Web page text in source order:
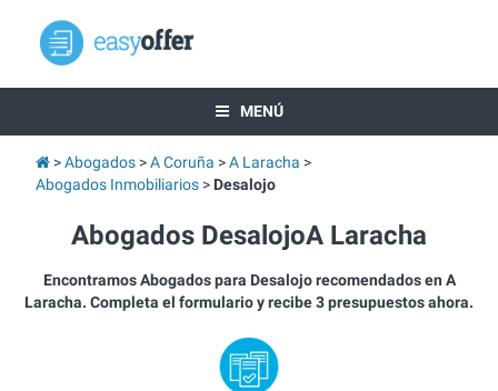
MENÚ
Abogados A Coruña
A Laracha
Abogados Inmobiliarios
Desalojo
Abogados DesalojoA Laracha
Encontramos Abogados para Desalojo recomendados en A
Laracha. Completa el formulario y recibe 3 presupuestos ahora.